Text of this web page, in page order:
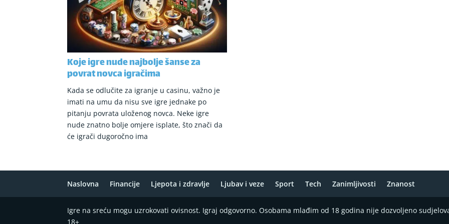
Koje igre nude najbolje šanse za
povrat novca igračima
Kada se odlučite za igranje u casinu, važno je
imati na umu da nisu sve igre jednake po
pitanju povrata uloženog novca. Neke igre
nude znatno bolje omjere isplate, što znači da
će igrači dugoročno ima
Naslovna Financije Ljepota i zdravlje Ljubav i veze Sport Tech Zanimljivosti Znanost
Igre na sreću mogu uzrokovati ovisnost. Igraj odgovorno. Osobama mlađim od 18 godina nije dozvoljeno
18+